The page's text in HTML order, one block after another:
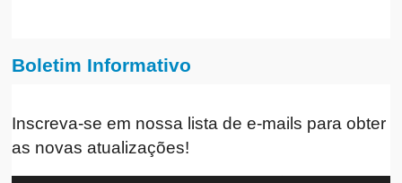
Boletim Informativo
Inscreva-se em nossa lista de e-mails para obter
as novas atualizações!